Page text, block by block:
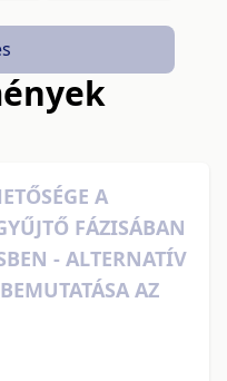
A
FÁZISÁBAN
- ALTERNATÍV
AZ